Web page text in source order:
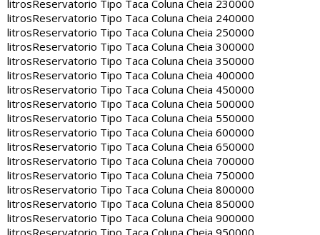
litrosReservatorio Tipo Taca Coluna Cheia 230000
litrosReservatorio Tipo Taca Coluna Cheia 240000
litrosReservatorio Tipo Taca Coluna Cheia 250000
litrosReservatorio Tipo Taca Coluna Cheia 300000
litrosReservatorio Tipo Taca Coluna Cheia 350000
litrosReservatorio Tipo Taca Coluna Cheia 400000
litrosReservatorio Tipo Taca Coluna Cheia 450000
litrosReservatorio Tipo Taca Coluna Cheia 500000
litrosReservatorio Tipo Taca Coluna Cheia 550000
litrosReservatorio Tipo Taca Coluna Cheia 600000
litrosReservatorio Tipo Taca Coluna Cheia 650000
litrosReservatorio Tipo Taca Coluna Cheia 700000
litrosReservatorio Tipo Taca Coluna Cheia 750000
litrosReservatorio Tipo Taca Coluna Cheia 800000
litrosReservatorio Tipo Taca Coluna Cheia 850000
litrosReservatorio Tipo Taca Coluna Cheia 900000